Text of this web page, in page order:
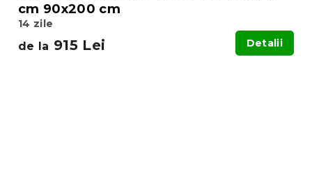
cm 90x200 cm
14 zile
de la 915 Lei Detalii